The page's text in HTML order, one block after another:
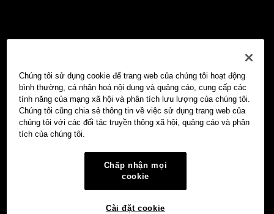
Chúng tôi sử dụng cookie để trang web của chúng tôi hoạt động
bình thường, cá nhân hoá nội dung và quảng cáo, cung cấp các
tính năng của mạng xã hội và phân tích lưu lượng của chúng tôi.
Chúng tôi cũng chia sẻ thông tin về việc sử dụng trang web của
chúng tôi với các đối tác truyền thông xã hội, quảng cáo và phân
tích của chúng tôi.
Chấp nhận mọi
cookie
Cài đặt cookie